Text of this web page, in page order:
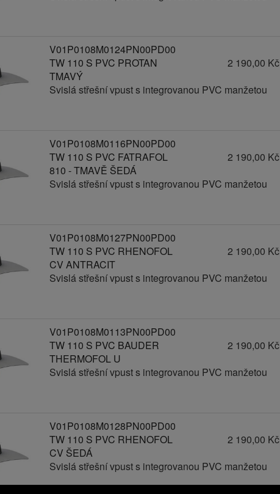
V01P0108M0124PN00PD00
TW 110 S PVC PROTAN
TMAVÝ
2 190,00 Kč
Svislá střešní vpust s integrovanou PVC manžetou
V01P0108M0116PN00PD00
TW 110 S PVC FATRAFOL
810 - TMAVĚ ŠEDÁ
2 190,00 Kč
Svislá střešní vpust s integrovanou PVC manžetou
V01P0108M0127PN00PD00
TW 110 S PVC RHENOFOL
CV ANTRACIT
2 190,00 Kč
Svislá střešní vpust s integrovanou PVC manžetou
V01P0108M0113PN00PD00
TW 110 S PVC BAUDER
THERMOFOL U
2 190,00 Kč
Svislá střešní vpust s integrovanou PVC manžetou
V01P0108M0128PN00PD00
TW 110 S PVC RHENOFOL
CV ŠEDÁ
2 190,00 Kč
Svislá střešní vpust s integrovanou PVC manžetou